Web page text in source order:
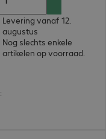
:
Levering vanaf 12.
augustus
Nog slechts enkele
artikelen op voorraad.